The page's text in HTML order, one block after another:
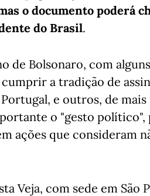
o documento poderá
do Brasil.
de Bolsonaro, com
a tradição de
e outros, de
o "gesto
ações que consideram
Veja, com sede em São